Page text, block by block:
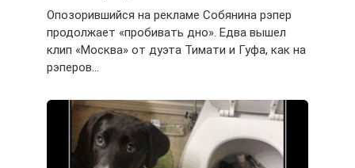
Опозорившийся на рекламе Собянина рэпер
продолжает «пробивать дно». Едва вышел
клип «Москва» от дуэта Тимати и Гуфа, как на
рэперов…